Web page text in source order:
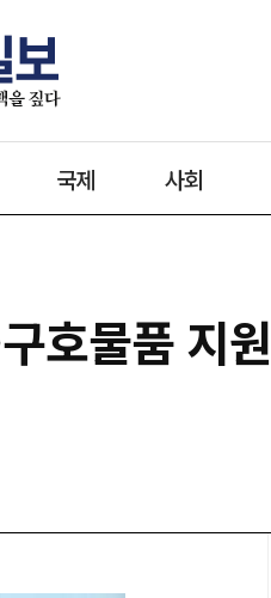
국제 사회
호물품 지원